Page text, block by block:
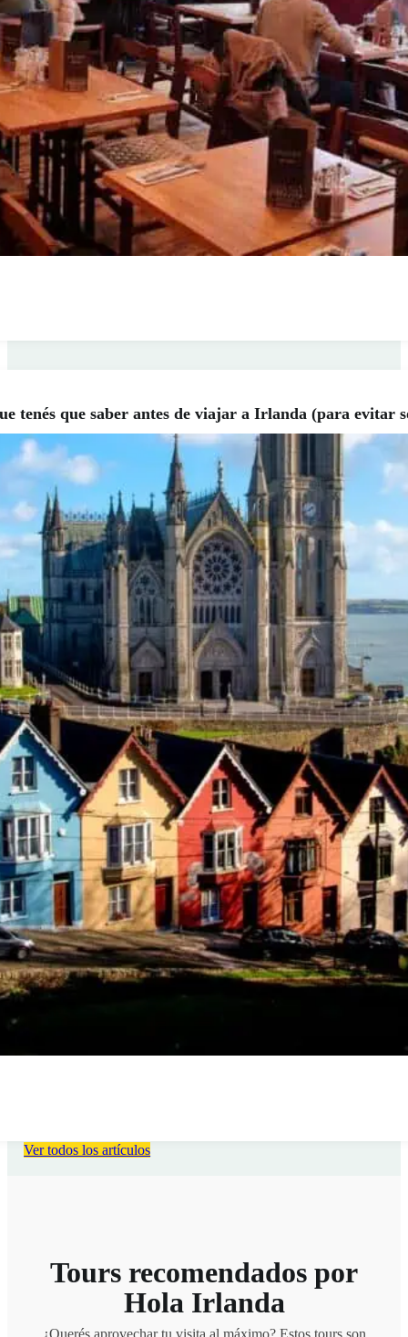
tenés que saber antes de viajar a Irlanda (para evitar
Ver todos los artículos
Tours recomendados por
Hola Irlanda